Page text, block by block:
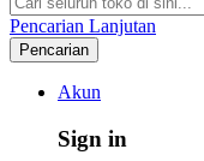
Pencarian Lanjutan
Pencarian
Akun
Sign in